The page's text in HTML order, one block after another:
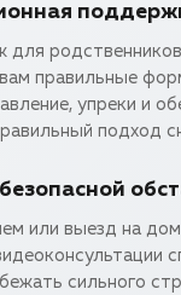
для
правильные
упреки и
подход
или выезд на
сильного